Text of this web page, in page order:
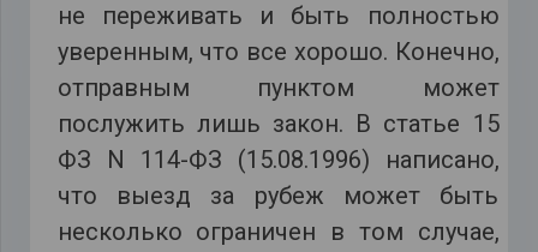
не переживать и быть полностью
уверенным, что все хорошо. Конечно,
отправным пунктом может
послужить лишь закон. В статье 15
ФЗ N 114-ФЗ (15.08.1996) написано,
что выезд за рубеж может быть
несколько ограничен в том случае,